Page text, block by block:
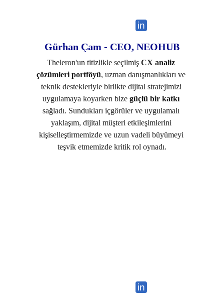
Gürhan Çam - CEO, NEOHUB
Theleron'un titizlikle seçilmiş CX analiz
çözümleri portföyü, uzman danışmanlıkları ve
teknik destekleriyle birlikte dijital stratejimizi
uygulamaya koyarken bize güçlü bir katkı
sağladı. Sundukları içgörüler ve uygulamalı
yaklaşım, dijital müşteri etkileşimlerini
kişiselleştirmemizde ve uzun vadeli büyümeyi
teşvik etmemizde kritik rol oynadı.
in
in